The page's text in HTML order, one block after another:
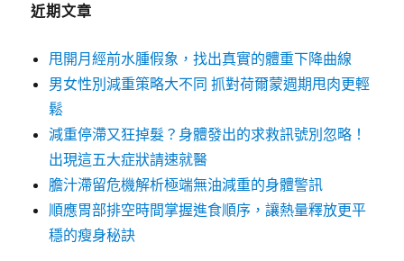
近期文章
甩開月經前水腫假象，找出真實的體重下降曲線
男女性別減重策略大不同 抓對荷爾蒙週期甩肉更輕
鬆
減重停滯又狂掉髮？身體發出的求救訊號別忽略！
出現這五大症狀請速就醫
膽汁滯留危機解析極端無油減重的身體警訊
順應胃部排空時間掌握進食順序，讓熱量釋放更平
穩的瘦身秘訣